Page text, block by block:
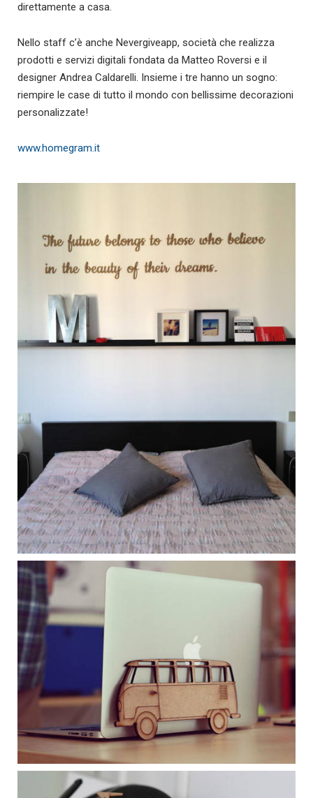
direttamente a casa.
Nello staff c’è anche Nevergiveapp, società che realizza
prodotti e servizi digitali fondata da Matteo Roversi e il
designer Andrea Caldarelli. Insieme i tre hanno un sogno:
riempire le case di tutto il mondo con bellissime decorazioni
personalizzate!
www.homegram.it